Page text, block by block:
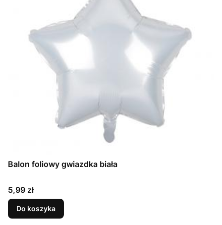
Balon foliowy gwiazdka biała
Cena
5,99 zł
Do koszyka